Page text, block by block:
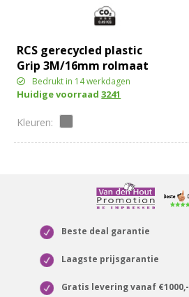
RCS gerecycled plastic
Grip 3M/16mm rolmaat
Bedrukt in 14 werkdagen
Huidige voorraad3241
Beste deal garantie
Laagste prijsgarantie
Gratis levering vanaf €1000,-